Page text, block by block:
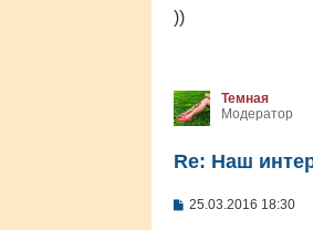
и
е
))
Темная
Модератор
Re: Наш
С
25.03.2016 18:30